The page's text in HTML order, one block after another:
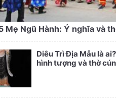
Mẹ Ngũ Hành: Ý nghĩa và
Diêu Trì Địa Mẫu là
hình tượng và thờ